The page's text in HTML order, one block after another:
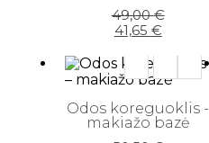
49,00€
Original
price
49,00 €.
41,65 €
Current
price
41,65 €.
Odos koreguoklis -
makiažo bazė